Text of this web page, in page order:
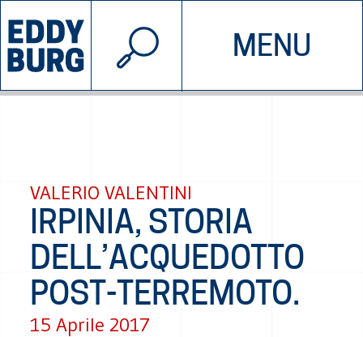
MENU
INIZIATIVE CHI SIAMO
© 2026 EDDYBURG
VALERIO VALENTINI
IRPINIA, STORIA
DELL’ACQUEDOTTO
POST-TERREMOTO.
15 Aprile 2017